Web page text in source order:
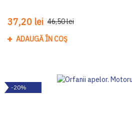
37,20 lei 46,50 lei
ADAUGĂ ÎN COȘ
-20%